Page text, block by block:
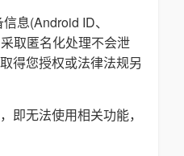
息(Android ID、
取匿名化处理不会泄
得您授权或法律法规另
即无法使用相关功能，